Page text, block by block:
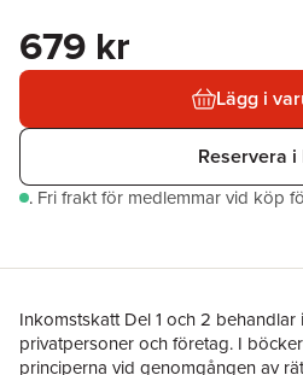
679 kr
Lägg i
Reservera i
. Fri frakt för medlemmar vid köp
Inkomstskatt Del 1 och 2
privat­personer och företag. I
principerna vid genomgången av